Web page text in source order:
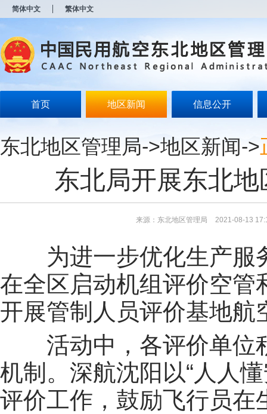
简体中文 繁体中文
首页 地区新闻 信息公开
东北地区管理局->地区新闻->
东北局开展东北
来源：东北地区管理局 2021-08-13
为进一步优化生产服
在全区启动机组评价空管
开展管制人员评价基地航
活动中，各评价单位
机制。深航沈阳以“人人
评价工作，鼓励飞行员在
开
无
障
说
Alt
加